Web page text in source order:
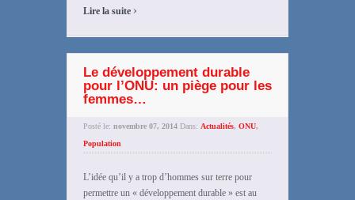
Lire la suite ›
Le développement durable
pour l’ONU: un piège pour les
femmes…
Posté le: novembre 07, 2014 Dans: Actualités, ONU,
Population
L’idée qu’il y a trop d’hommes sur terre pour
permettre un « développement durable » est au